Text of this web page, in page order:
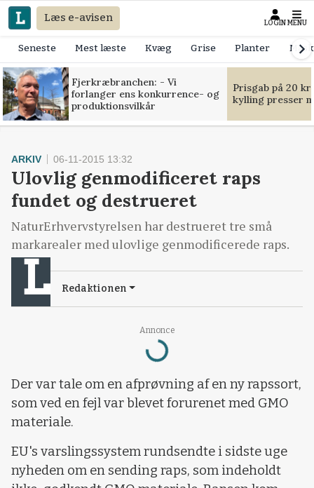
Læs e-avisen LOGIN MENU
Seneste Mest læste Kvæg Grise Planter
Fjerkræbranchen: - Vi
forlanger ens konkurrence- og
produktionsvilkår
Prisgab på 20
kylling presser
Annonce
Loading...
ARKIV 06-11-2015 13:32
Ulovlig genmodificeret raps
fundet og destrueret
NaturErhvervstyrelsen har destrueret tre små
markarealer med ulovlige genmodificerede raps.
Redaktionen
Der var tale om en afprøvning af en ny rapssort,
som ved en fejl var blevet forurenet med GMO
materiale.
EU's varslingssystem rundsendte i sidste uge
nyheden om en sending raps, som indeholdt